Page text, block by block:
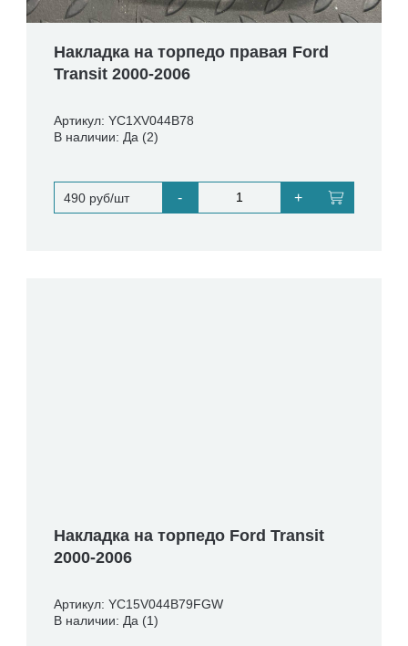
Накладка на торпедо правая Ford
Transit 2000-2006
Артикул: YC1XV044B78
В наличии: Да (2)
490 руб/шт - +
Накладка на торпедо Ford Transit
2000-2006
Артикул: YC15V044B79FGW
В наличии: Да (1)